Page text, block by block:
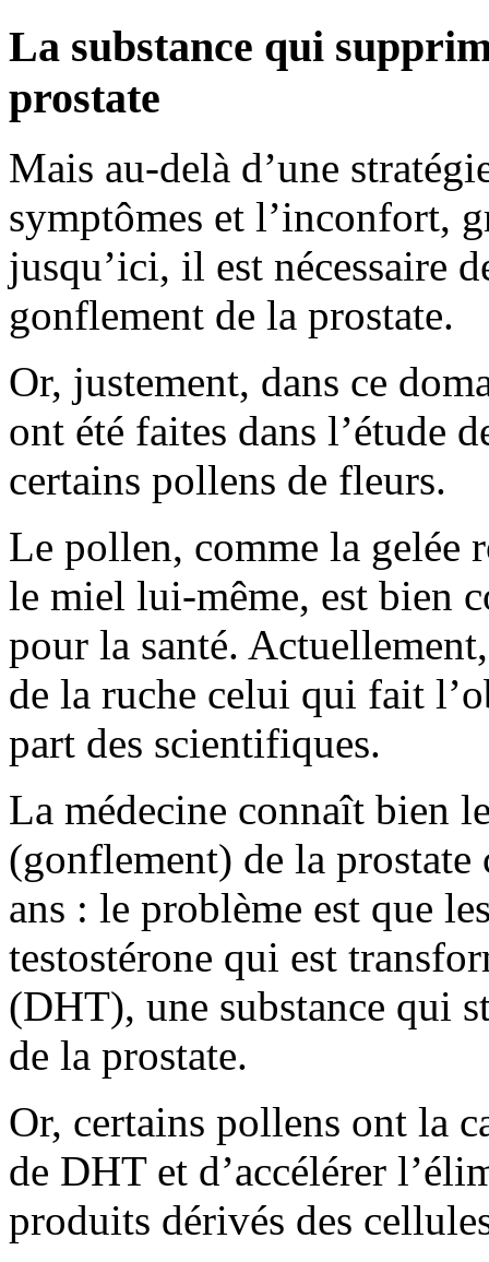
La substance qui
prostate
Mais au-delà d’une
symptômes et l’inconfort,
jusqu’ici, il est nécessaire
gonflement de la prostate.
Or, justement, dans ce
ont été faites dans l’étude
certains pollens de fleurs.
Le pollen, comme la gelée
le miel lui-même, est bien
pour la santé.
de la ruche celui qui fait
part des scientifiques.
La médecine connaît bien
(gonflement) de la prostate
ans : le problème est que
testostérone qui est
(DHT), une substance qui
de la prostate.
Or, certains pollens ont la
de DHT et d’accélérer
produits dérivés des